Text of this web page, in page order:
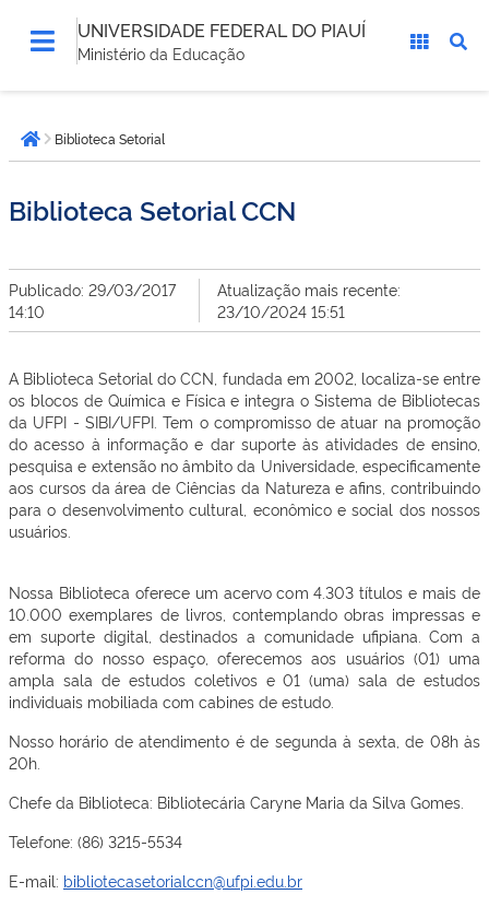
UNIVERSIDADE FEDERAL DO PIAUÍ
Ministério da Educação
está
aqui:Página inicial
Biblioteca Setorial
Biblioteca Setorial CCN
Publicado: 29/03/2017
14:10
Atualização mais recente:
23/10/2024 15:51
A Biblioteca Setorial do CCN, fundada em 2002, localiza-se entre
os blocos de Química e Física e integra o Sistema de Bibliotecas
da UFPI - SIBI/UFPI. Tem o compromisso de atuar na promoção
do acesso à informação e dar suporte às atividades de ensino,
pesquisa e extensão no âmbito da Universidade, especificamente
aos cursos da área de Ciências da Natureza e afins, contribuindo
para o desenvolvimento cultural, econômico e social dos nossos
usuários.
Nossa Biblioteca oferece um acervo com 4.303 títulos e mais de
10.000 exemplares de livros, contemplando obras impressas e
em suporte digital, destinados a comunidade ufipiana. Com a
reforma do nosso espaço, oferecemos aos usuários (01) uma
ampla sala de estudos coletivos e 01 (uma) sala de estudos
individuais mobiliada com cabines de estudo.
Nosso horário de atendimento é de segunda à sexta, de 08h às
20h.
Chefe da Biblioteca: Bibliotecária Caryne Maria da Silva Gomes.
Telefone: (86) 3215-5534
E-mail: bibliotecasetorialccn@ufpi.edu.br